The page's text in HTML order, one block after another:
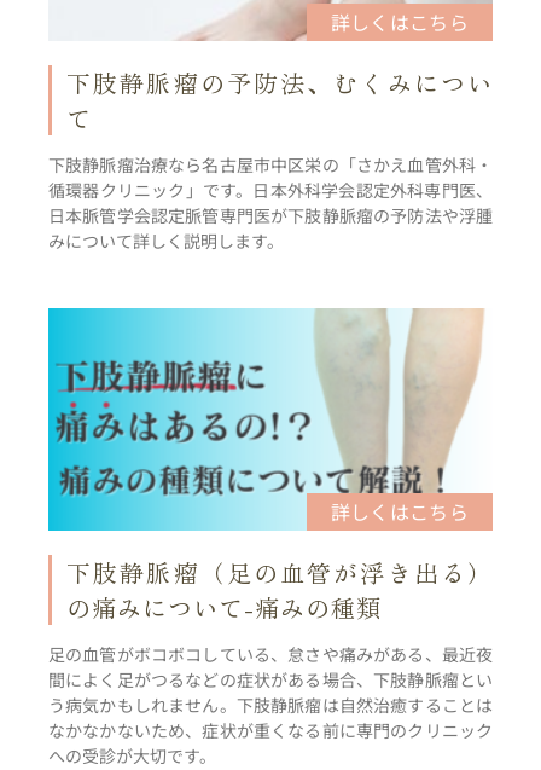
下肢静脈瘤の予防法、むくみについ
て
下肢静脈瘤治療なら名古屋市中区栄の「さかえ血管外科・
循環器クリニック」です。日本外科学会認定外科専門医、
日本脈管学会認定脈管専門医が下肢静脈瘤の予防法や浮腫
みについて詳しく説明します。
下肢静脈瘤（足の血管が浮き出る）
の痛みについて-痛みの種類
足の血管がボコボコしている、怠さや痛みがある、最近夜
間によく足がつるなどの症状がある場合、下肢静脈瘤とい
う病気かもしれません。下肢静脈瘤は自然治癒することは
なかなかないため、症状が重くなる前に専門のクリニック
への受診が大切です。